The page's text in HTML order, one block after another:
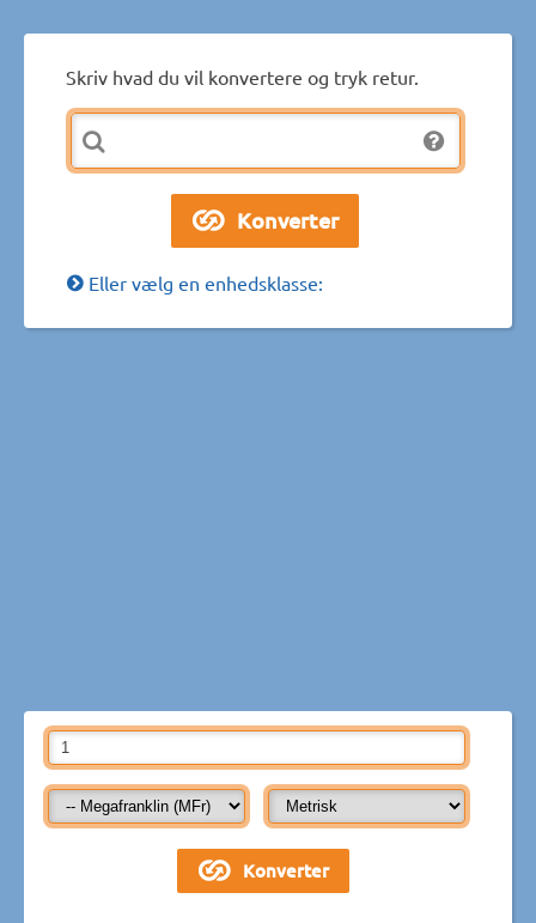
Skriv hvad du vil konvertere og tryk retur.
Eller vælg en enhedsklasse: